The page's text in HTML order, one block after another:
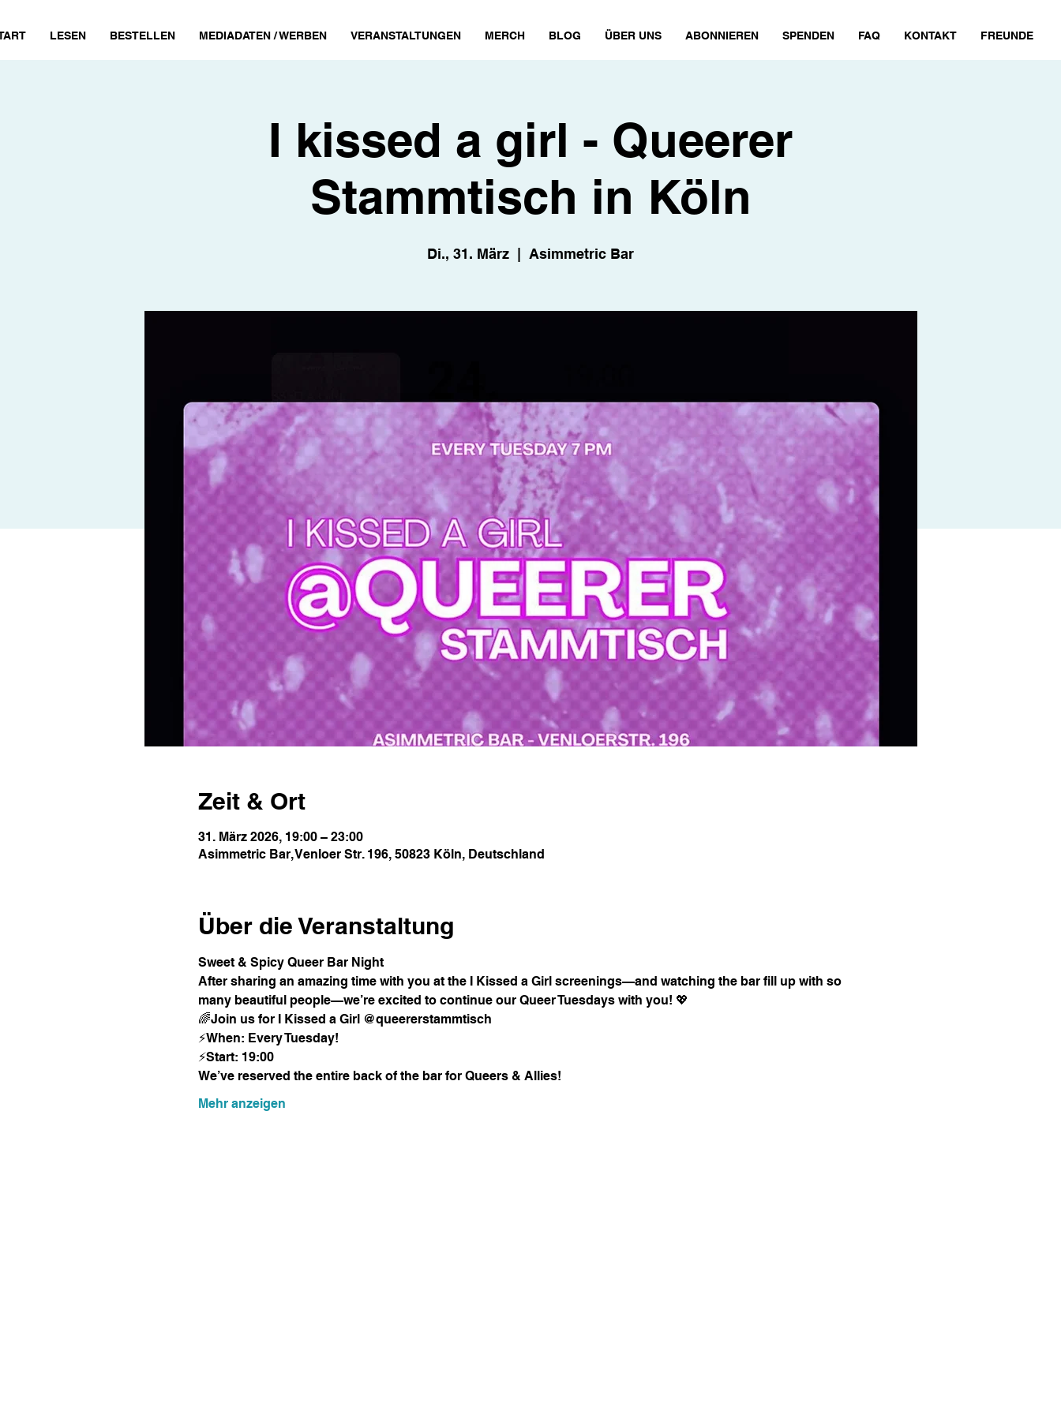
LESEN BESTELLEN MEDIADATEN / WERBEN VERANSTALTUNGEN MERCH BLOG ÜBER UNS ABONNIEREN SPENDEN FAQ KONTAKT FREUNDE
I kissed a girl - Queerer
Stammtisch in Köln
Di., 31. März
  |
Asimmetric Bar
Zeit & Ort
31. März 2026, 19:00 – 23:00
Asimmetric Bar, Venloer Str. 196, 50823 Köln, Deutschland
Über die Veranstaltung
Sweet & Spicy Queer Bar Night
After sharing an amazing time with you at the I Kissed a Girl screenings—and watching the bar fill up with so
many beautiful people—we’re excited to continue our Queer Tuesdays with you! 💖
🌈Join us for I Kissed a Girl @queererstammtisch
⚡️When: Every Tuesday!
⚡️Start: 19:00
We’ve reserved the entire back of the bar for Queers & Allies!
Mehr anzeigen